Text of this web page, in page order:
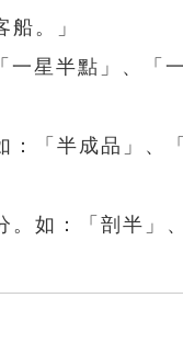
船。」
星半點」、「
：「半成品」、
。如：「剖半」